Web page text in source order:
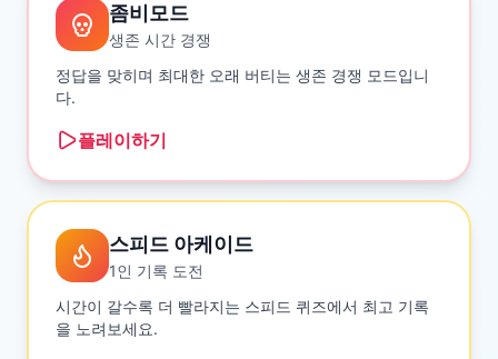
좀비모드
생존 시간 경쟁
정답을 맞히며 최대한 오래 버티는 생존 경쟁 모드입니
다.
플레이하기
스피드 아케이드
1인 기록 도전
시간이 갈수록 더 빨라지는 스피드 퀴즈에서 최고 기록
을 노려보세요.